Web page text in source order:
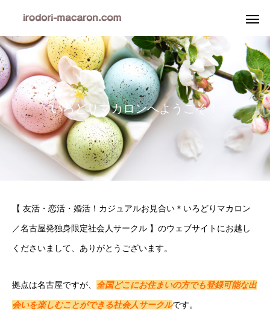
いろどりマカロンへよ う こそ！
【 友活・恋活・婚活！カジュアルお見合い＊いろどりマカロン
／名古屋発独身限定社会人サークル 】のウェブサイトにお越し
くださいまして、ありがとうございます。
拠点は名古屋ですが、 全国どこにお住まいの方でも登録可能な出
会いを楽しむことができる社会人サークルです。